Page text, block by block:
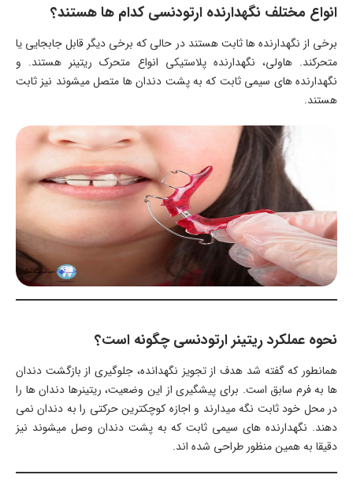
انواع مختلف نگهدارنده ارتودنسی کدام ها هستند؟
برخی از نگهدارنده ها ثابت هستند در حالی که برخی دیگر قابل جابجایی یا
متحرکند. هاولی، نگهدارنده پلاستیکی انواع متحرک ریتینر هستند. و
نگهدارنده های سیمی ثابت که به پشت دندان ها متصل میشوند نیز ثابت
هستند.
نحوه عملکرد ریتینر ارتودنسی چگونه است؟
همانطور که گفته شد هدف از تجویز نگهدانده، جلوگیری از بازگشت دندان
ها به فرم سابق است. برای پیشگیری از این وضعیت، ریتینرها دندان ها را
در محل خود ثابت نگه میدارند و اجازه کوچکترین حرکتی را به دندان نمی
دهند. نگهدارنده های سیمی ثابت که به پشت دندان وصل میشوند نیز
دقیقا به همین منظور طراحی شده اند.